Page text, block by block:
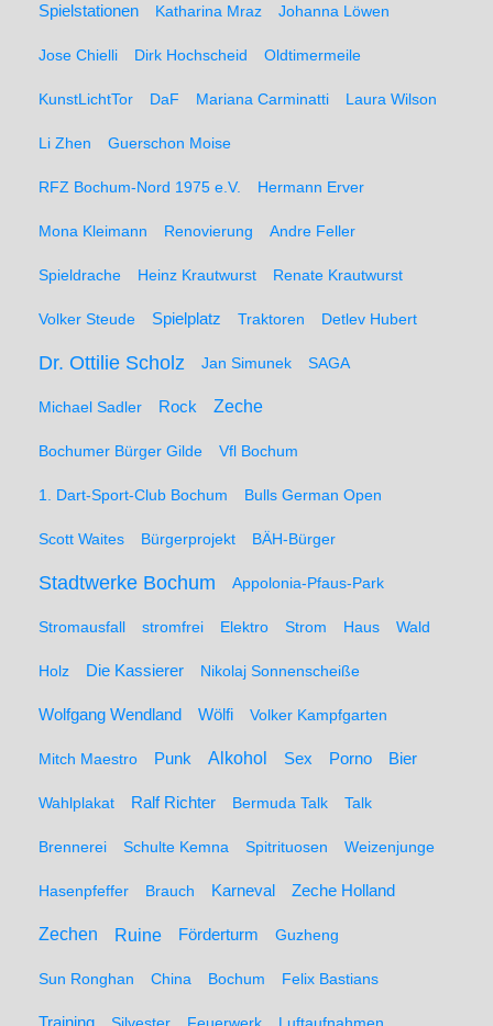
Spielstationen Katharina Mraz Johanna Löwen
Jose Chielli Dirk Hochscheid Oldtimermeile
KunstLichtTor DaF Mariana Carminatti Laura Wilson
Li Zhen Guerschon Moise
RFZ Bochum-Nord 1975 e.V. Hermann Erver
Mona Kleimann Renovierung Andre Feller
Spieldrache Heinz Krautwurst Renate Krautwurst
Volker Steude Spielplatz Traktoren Detlev Hubert
Dr. Ottilie Scholz Jan Simunek SAGA
Michael Sadler Rock Zeche
Bochumer Bürger Gilde Vfl Bochum
1. Dart-Sport-Club Bochum Bulls German Open
Scott Waites Bürgerprojekt BÄH-Bürger
Stadtwerke Bochum Appolonia-Pfaus-Park
Stromausfall stromfrei Elektro Strom Haus Wald
Holz Die Kassierer Nikolaj Sonnenscheiße
Wolfgang Wendland Wölfi Volker Kampfgarten
Mitch Maestro Punk Alkohol Sex Porno Bier
Wahlplakat Ralf Richter Bermuda Talk Talk
Brennerei Schulte Kemna Spitrituosen Weizenjunge
Hasenpfeffer Brauch Karneval Zeche Holland
Zechen Ruine Förderturm Guzheng
Sun Ronghan China Bochum Felix Bastians